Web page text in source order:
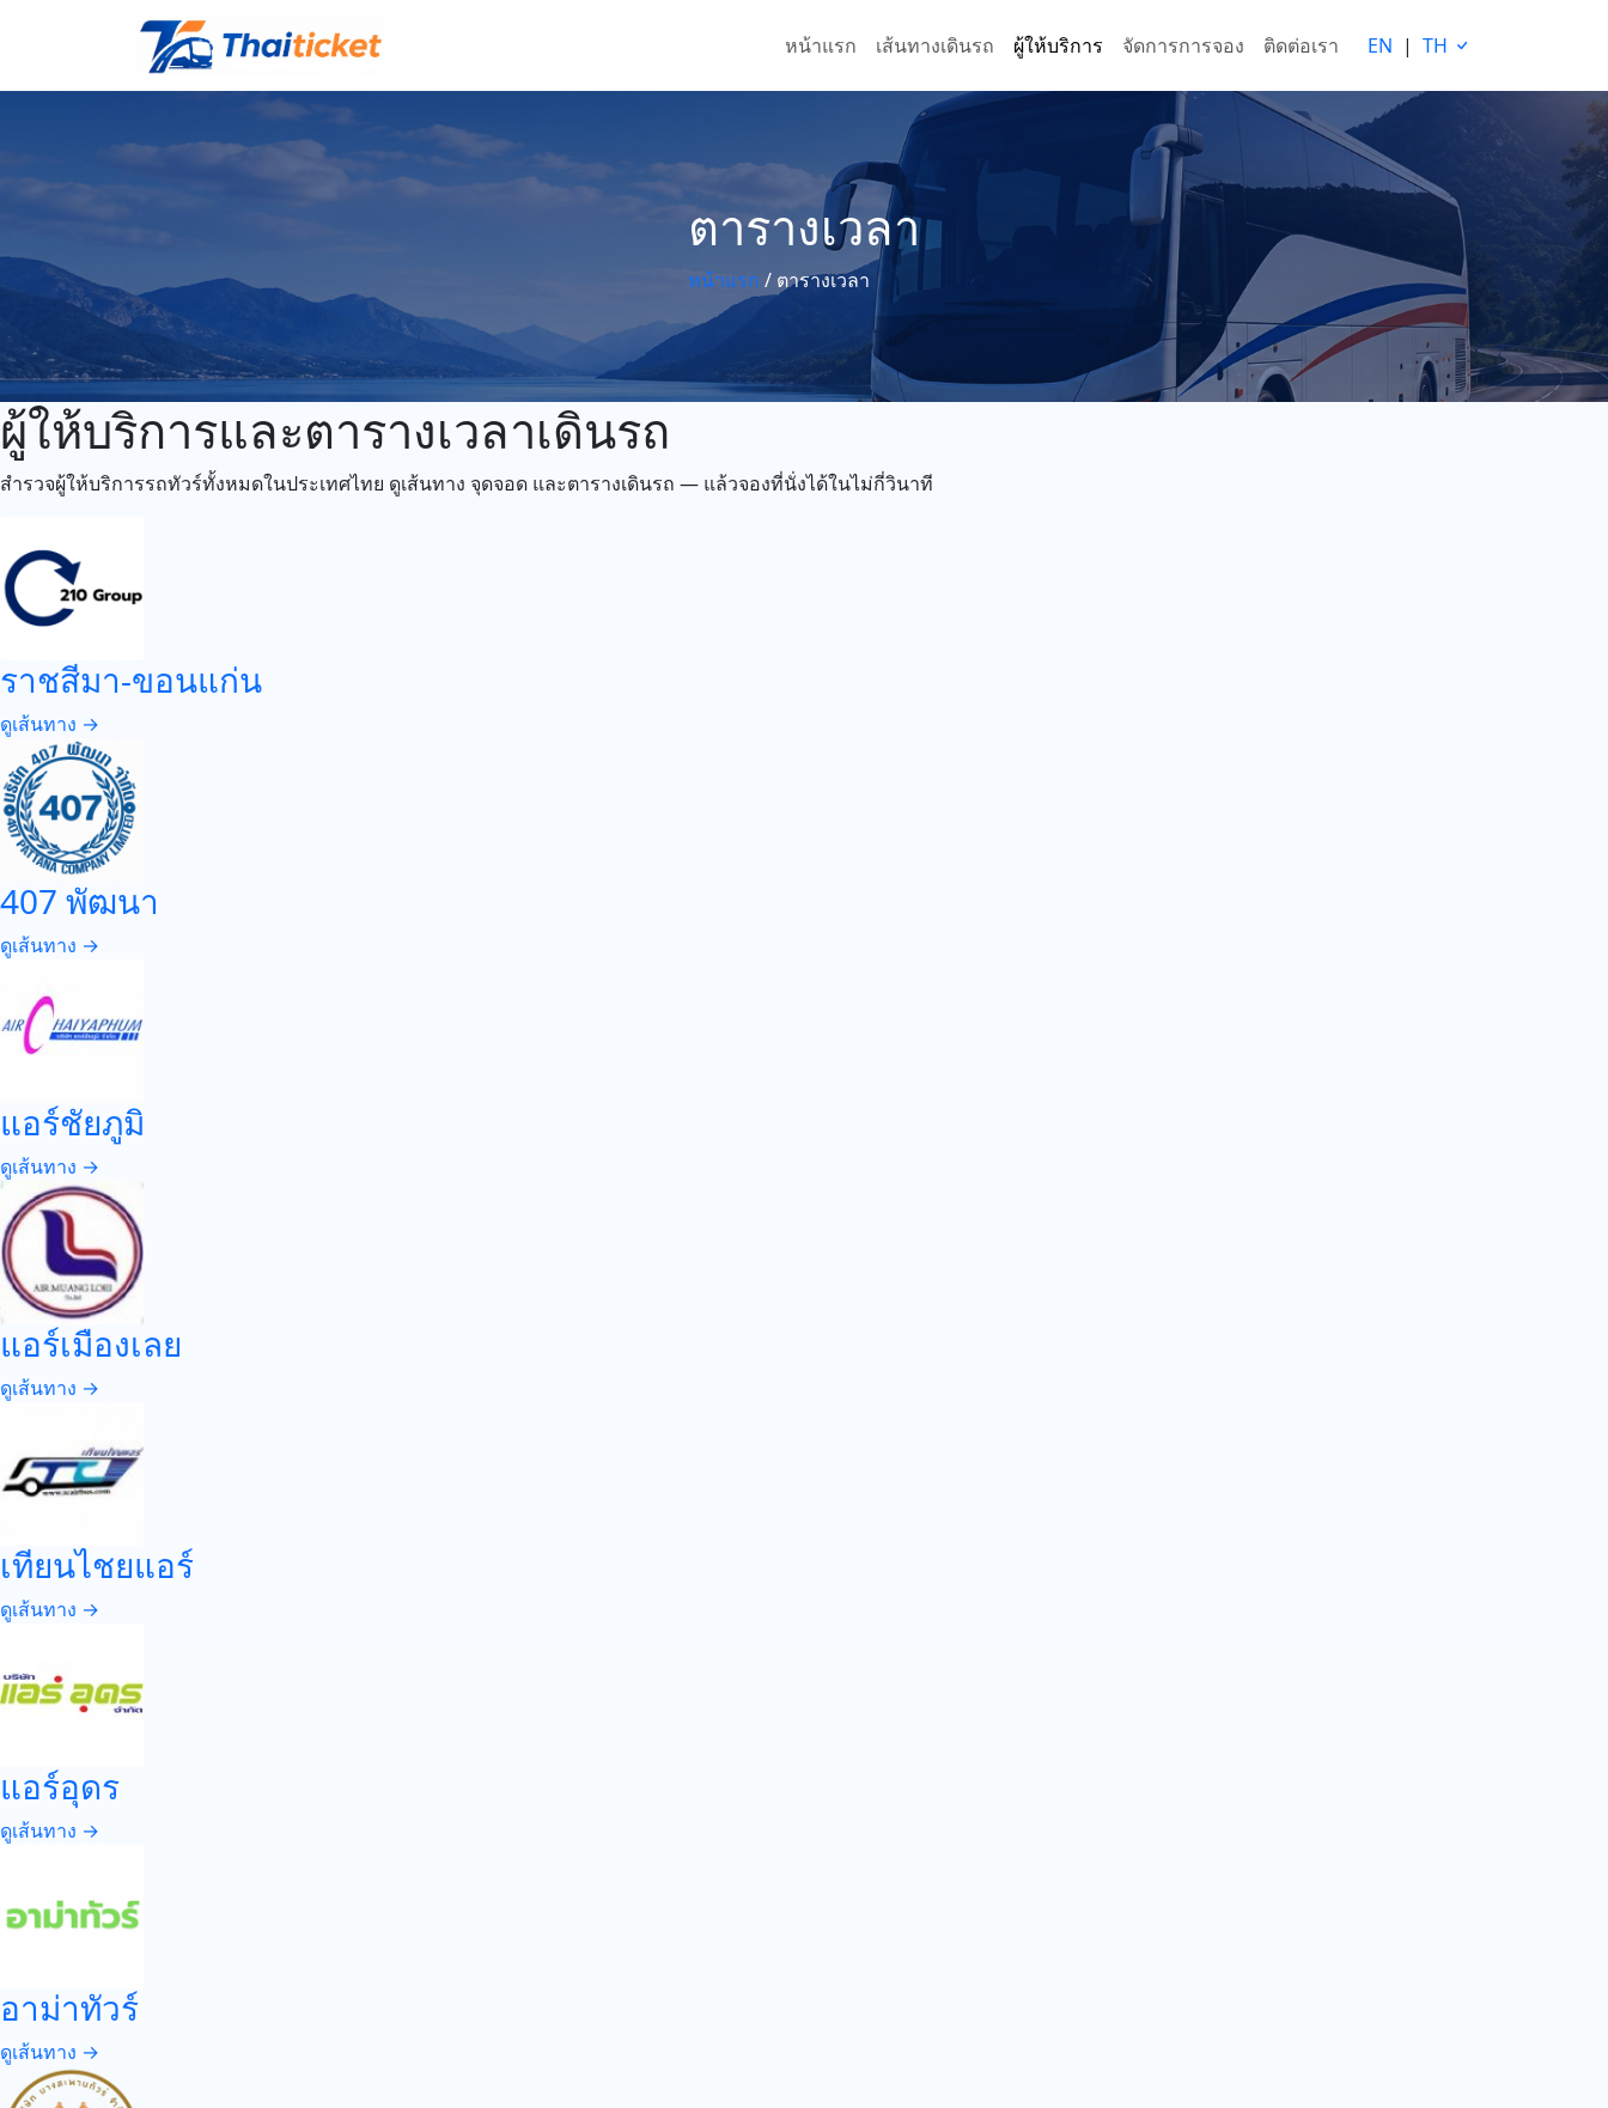
หน้าแรก เส้นทางเดินรถ ผู้ให้บริการ จัดการการจอง ติดต่อเรา EN | TH
ตารางเวลา
หน้าแรก / ตารางเวลา
ผู้ให้บริการและตารางเวลาเดินรถ
สำรวจผู้ให้บริการรถทัวร์ทั้งหมดในประเทศไทย ดูเส้นทาง จุดจอด และตารางเดินรถ — แล้วจองที่นั่งได้ในไม่กี่วินาที
ราชสีมา-ขอนแก่น
ดูเส้นทาง →
407 พัฒนา
ดูเส้นทาง →
แอร์ชัยภูมิ
ดูเส้นทาง →
แอร์เมืองเลย
ดูเส้นทาง →
เทียนไชยแอร์
ดูเส้นทาง →
แอร์อุดร
ดูเส้นทาง →
อาม่าทัวร์
ดูเส้นทาง →